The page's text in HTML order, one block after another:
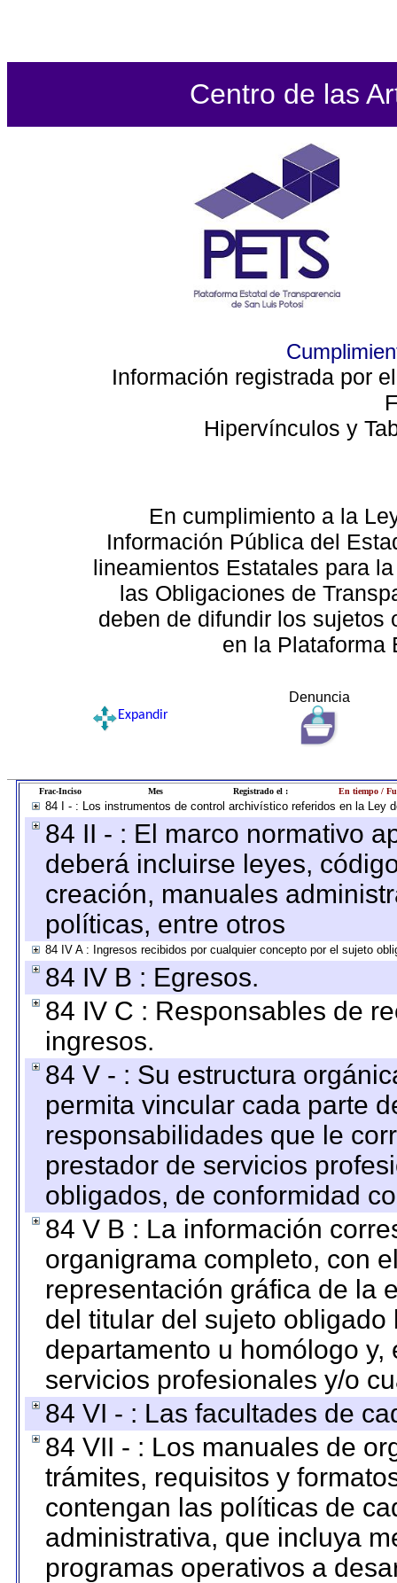
Centro de las
Información registrada por
Hipervínculos y
En cumplimiento a la
Información Pública del
lineamientos Estatales para
las Obligaciones de
deben de difundir los sujetos
en la Plataforma
Denuncia
Expandir
Frac-Inciso Mes Registrado el : En tiempo /
84 I - : Los instrumentos de control archivístico referidos en la Ley
84 II - : El marco normativo
deberá incluirse leyes,
creación, manuales
políticas, entre otros
84 IV A : Ingresos recibidos por cualquier concepto por el sujeto
84 IV B : Egresos.
84 IV C : Responsables de
ingresos.
84 V - : Su estructura
permita vincular cada parte
responsabilidades que le
prestador de servicios
obligados, de conformidad
84 V B : La información
organigrama completo, con
representación gráfica de la
del titular del sujeto
departamento u homólogo
servicios profesionales y/o
84 VI - : Las facultades de
84 VII - : Los manuales de
trámites, requisitos y
contengan las políticas de
administrativa, que incluya
programas operativos a